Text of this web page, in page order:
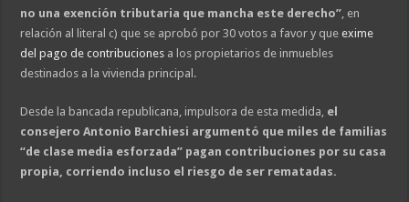
no una exención tributaria que mancha este derecho”, en
relación al literal c) que se aprobó por 30 votos a favor y queexime
del pago de contribuciones a los propietarios de inmuebles
destinados a la vivienda principal.
Desde la bancada republicana, impulsora de esta medida, el
consejero Antonio Barchiesi argumentó que miles de familias
“de clase media esforzada” pagan contribuciones por su casa
propia, corriendo incluso el riesgo de ser rematadas.